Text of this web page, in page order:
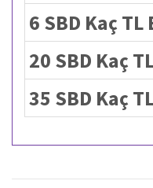
6 SBD Kaç TL
20 SBD Kaç
35 SBD Kaç